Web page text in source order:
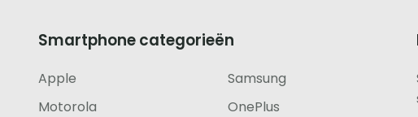
iedere
telefoon
footer
Smartphone categorieën
Apple
Samsung
Motorola
OnePlus